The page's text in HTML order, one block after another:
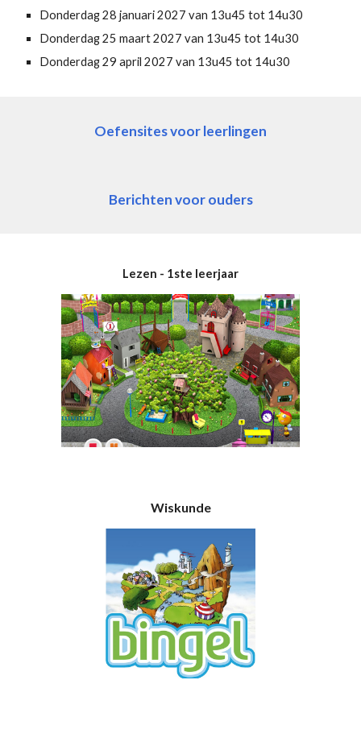
Donderdag28 januari2027 van 13u45 tot 14u30
Donderdag25 maart2027 van 13u45 tot 14u30
Donderdag29 april 2027 van 13u45 tot 14u30
Oefensites voor leerlingen
Berichten voor ouders
Lezen - 1ste leerjaar
Wiskunde